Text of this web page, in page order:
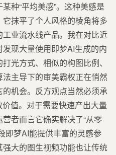
种“平均美感”。这种美感是
抹平了个人风格的棱角将多
业流水线产品。我在对比近
现大量使用即梦AI生成的内
光方式、相似的构图比例、
主导下的审美霸权正在悄然
机会。反方观点当然必须承
值。对于需要快速产出大量
者而言它确实解决了“从零
即梦AI能提供丰富的灵感参
大的图生视频功能也让传统